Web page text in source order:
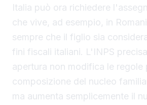
Italia può ora richiedere
che vive, ad esempio, in
sempre che il figlio sia
fini fiscali italiani. L'INPS
apertura non modifica le regole
composizione del nucleo
ma aumenta semplicemente il